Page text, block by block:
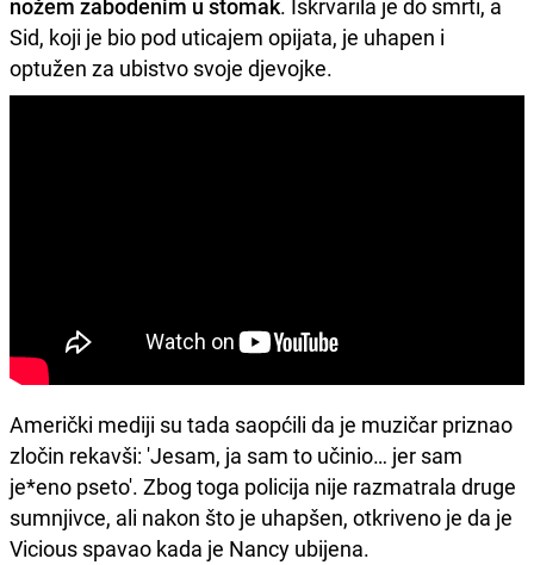
Sid, koji je bio pod uticajem opijata, je uhapen i
optužen za ubistvo svoje djevojke.
Američki mediji su tada saopćili da je muzičar priznao
zločin rekavši: 'Jesam, ja sam to učinio… jer sam
je*eno pseto'. Zbog toga policija nije razmatrala druge
sumnjivce, ali nakon što je uhapšen, otkriveno je da je
Vicious spavao kada je Nancy ubijena.